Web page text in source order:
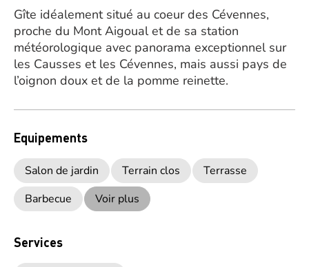
Gîte idéalement situé au coeur des Cévennes,
proche du Mont Aigoual et de sa station
météorologique avec panorama exceptionnel sur
les Causses et les Cévennes, mais aussi pays de
l’oignon doux et de la pomme reinette.
Equipements
Salon de jardin Terrain clos
Terrasse
Barbecue
Voir plus
Services